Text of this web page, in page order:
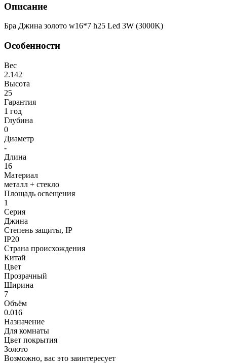
Описание
Бра Джина золото w16*7 h25 Led 3W (3000K)
Особенности
Вес
2.142
Высота
25
Гарантия
1 год
Глубина
0
Диаметр
-
Длина
16
Материал
металл + стекло
Площадь освещения
1
Серия
Джина
Степень защиты, IP
IP20
Страна происхождения
Китай
Цвет
Прозрачный
Ширина
7
Объём
0.016
Назначение
Для комнаты
Цвет покрытия
Золото
Возможно, вас это заинтересует